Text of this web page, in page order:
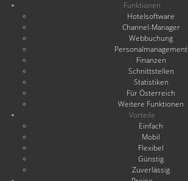
Funktionen
Hotelsoftware
Channel-Manager
Webbuchung
Personalmanagement
Finanzen
Schnittstellen
Statistiken
Für Österreich
Weitere Funktionen
Vorteile
Einfach
Mobil
Flexibel
Günstig
Zuverlässig